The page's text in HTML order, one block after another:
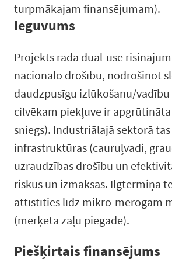
turpmākajam finansējumam).
Ieguvums
Projekts rada dual-use
nacionālo drošību, nodrošinot
daudzpusīgu izlūkošanu/vadību
cilvēkam piekļuve ir
sniegs). Industriālajā sektorā
infrastruktūras (cauruļvadi,
uzraudzības drošību un
riskus un izmaksas. Ilgtermiņā
attīstīties līdz mikro-mērogam
(mērķēta zāļu piegāde).
Piešķirtais finansējums